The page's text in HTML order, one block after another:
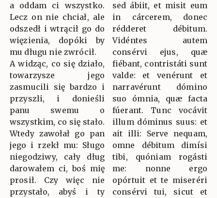
a oddam ci wszystko.
Lecz on nie chciał, ale
odszedł i wtrącił go do
więzienia, dopóki by
mu długu nie zwrócił.
A widząc, co się działo,
towarzysze jego
zasmucili się bardzo i
przyszli, i donieśli
panu swemu o
wszystkim, co się stało.
Wtedy zawołał go pan
jego i rzekł mu: Sługo
niegodziwy, cały dług
darowałem ci, boś mię
prosił. Czy więc nie
przystało, abyś i ty
sed ábiit, et misit eum
in cárcerem, donec
rédderet débitum.
Vidéntes autem
consérvi ejus, quæ
fiébant, contristáti sunt
valde: et venérunt et
narravérunt dómino
suo ómnia, quæ facta
fúerant. Tunc vocávit
illum dóminus suus: et
ait illi: Serve nequam,
omne débitum dimísi
tibi, quóniam rogásti
me: nonne ergo
opórtuit et te miseréri
consérvi tui, sicut et